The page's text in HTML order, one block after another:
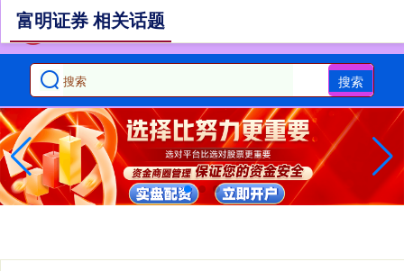
搜索
富明证券 相关话题